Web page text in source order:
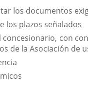
los documentos
los plazos señalados
con
de la Asociación de